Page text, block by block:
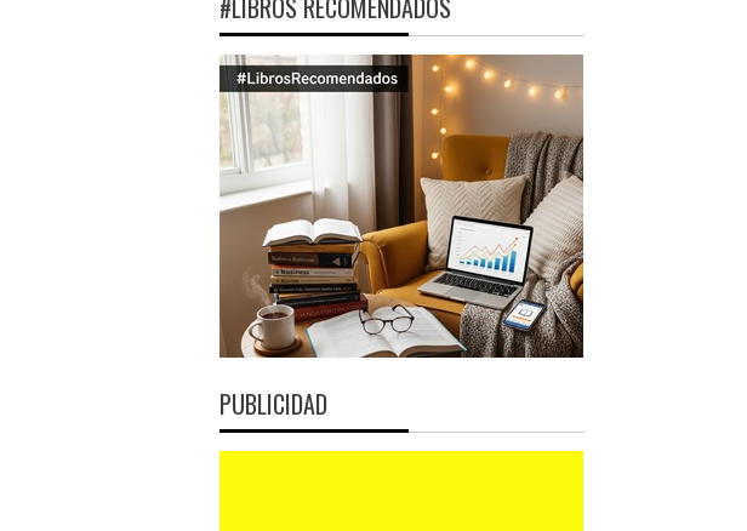
#LIBROS RECOMENDADOS
PUBLICIDAD